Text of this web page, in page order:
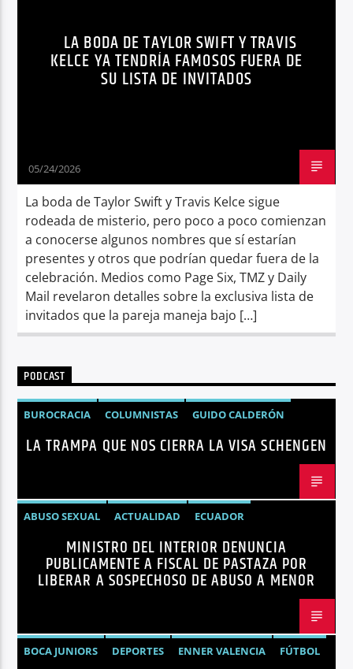
Radio holaLA BODA DE TAYLOR SWIFT Y TRAVIS
KELCE YA TENDRÍA FAMOSOS FUERA DE
SU LISTA DE INVITADOS
05/24/2026
La boda de Taylor Swift y Travis Kelce sigue
rodeada de misterio, pero poco a poco comienzan
a conocerse algunos nombres que sí estarían
presentes y otros que podrían quedar fuera de la
celebración. Medios como Page Six, TMZ y Daily
Mail revelaron detalles sobre la exclusiva lista de
invitados que la pareja maneja bajo […]
PODCAST
BUROCRACIA COLUMNISTAS
GUIDO CALDERÓN
LIBRE COMERCIO
NOTICIAS
NOTICIAS ECUADOR
LA TRAMPA QUE NOS CIERRA LA VISA SCHENGEN
ABUSO SEXUAL ACTUALIDAD
ECUADOR
JOHN REIMBERG
MINISTRO DEL INTERIOR
NOTICIAS
SEGURIDAD
MINISTRO DEL INTERIOR DENUNCIA
PUBLICAMENTE A FISCAL DE PASTAZA POR
LIBERAR A SOSPECHOSO DE ABUSO A MENOR
BOCA JUNIORS DEPORTES ENNER VALENCIA
FÚTBOL